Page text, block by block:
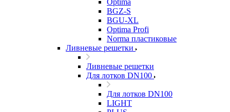
Optima
BGZ-S
BGU-XL
Optima Profi
Norma пластиковые
Ливневые решетки
Ливневые решетки
Для лотков DN100
Для лотков DN100
LIGHT